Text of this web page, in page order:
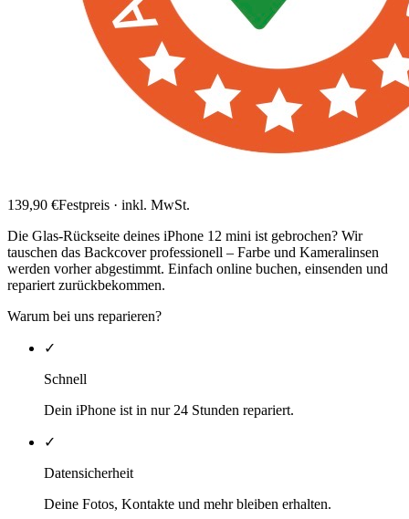
139,90 €Festpreis · inkl. MwSt.
Die Glas-Rückseite deines iPhone 12 mini ist gebrochen? Wir
tauschen das Backcover professionell – Farbe und Kameralinsen
werden vorher abgestimmt. Einfach online buchen, einsenden und
repariert zurückbekommen.
Warum bei uns reparieren?
✓
Schnell
Dein iPhone ist in nur 24 Stunden repariert.
✓
Datensicherheit
Deine Fotos, Kontakte und mehr bleiben erhalten.